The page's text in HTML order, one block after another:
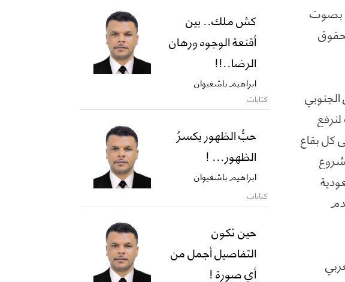
بصوت
الجنوبي
كل بقاع
كش ملك.. بين
أقنعة الوجوه ورهان
الرضا..!!
ابراهيم باشغيوان
كتابات
حبُّ الظهور يكسرُ
الظهور... !
ابراهيم باشغيوان
كتابات
حين تكون
التفاصيل أجمل من
أي صورة !